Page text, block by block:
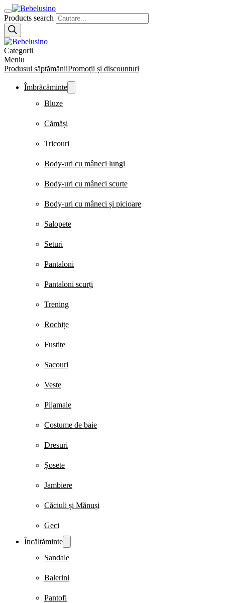
Products search
Categorii
Meniu
Produsul săptămăniiPromoții și discounturi
Îmbrăcăminte
Bluze
Cămăși
Tricouri
Body-uri cu mâneci lungi
Body-uri cu mâneci scurte
Body-uri cu mâneci și picioare
Salopete
Seturi
Pantaloni
Pantaloni scurți
Trening
Rochițe
Fustițe
Sacouri
Veste
Pijamale
Costume de baie
Dresuri
Șosete
Jambiere
Căciuli și Mănuși
Geci
Încălțăminte
Sandale
Balerini
Pantofi